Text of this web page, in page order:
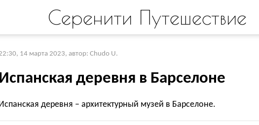
Серенити Путешествие
14 марта 2023, автор: Chudo U.
Испанская деревня в Барселоне
деревня – архитектурный музей в Барселоне.